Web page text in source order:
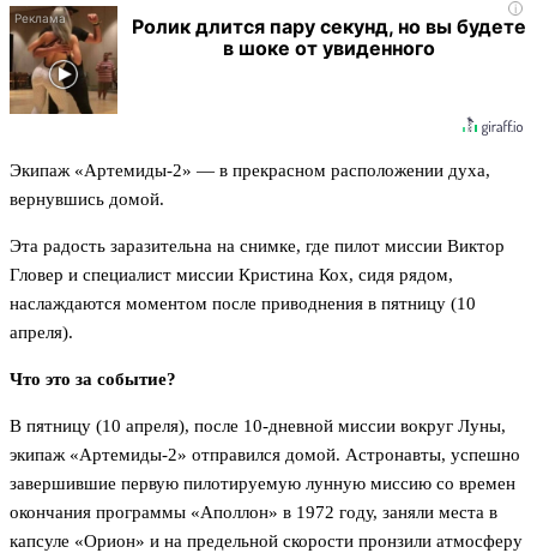
i
Ролик длится пару секунд, но вы будете
в шоке от увиденного
Экипаж «Артемиды-2» — в прекрасном расположении духа,
вернувшись домой.
Эта радость заразительна на снимке, где пилот миссии Виктор
Гловер и специалист миссии Кристина Кох, сидя рядом,
наслаждаются моментом после приводнения в пятницу (10
апреля).
Что это за событие?
В пятницу (10 апреля), после 10-дневной миссии вокруг Луны,
экипаж «Артемиды-2» отправился домой. Астронавты, успешно
завершившие первую пилотируемую лунную миссию со времен
окончания программы «Аполлон» в 1972 году, заняли места в
капсуле «Орион» и на предельной скорости пронзили атмосферу